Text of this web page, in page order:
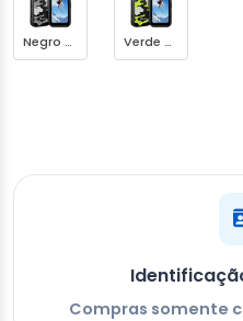
Negro Camuflado Verde Camuflado
Compras somente